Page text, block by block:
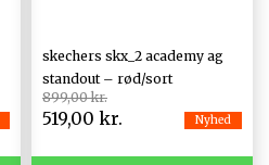
skechers skx_2 academy ag
standout – rød/sort
899,00 kr.
519,00 kr. Nyhed